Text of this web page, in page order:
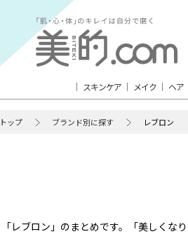
スキンケア メイク ヘア
トップ ブランド別に探す レブロン
「レブロン」のまとめです。「美しく